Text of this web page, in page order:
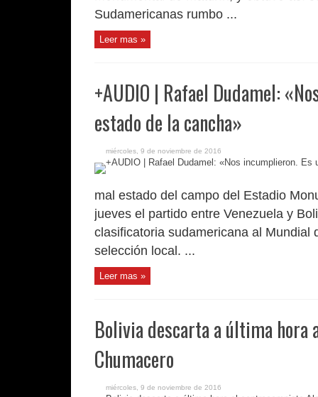
Sudamericanas rumbo ...
Leer mas »
+AUDIO | Rafael Dudamel:
estado de la cancha»
miércoles, 9 de noviembre de 2016
mal estado del campo del Estadio
jueves el partido entre Venezuela y
clasificatoria sudamericana al Mundial
selección local. ...
Leer mas »
Bolivia descarta a última
Chumacero
miércoles, 9 de noviembre de 2016